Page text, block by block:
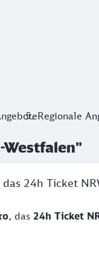
Regionale
Westfalen"
24h Ticket
, das 24h Ticket